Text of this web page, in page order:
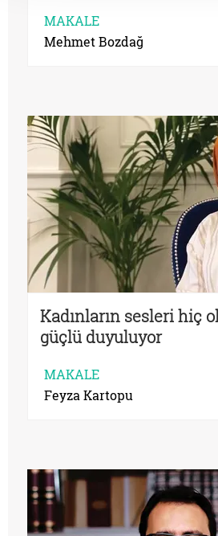
MAKALE
Mehmet Bozdağ
Kadınların sesleri hiç
güçlü duyuluyor
MAKALE
Feyza Kartopu